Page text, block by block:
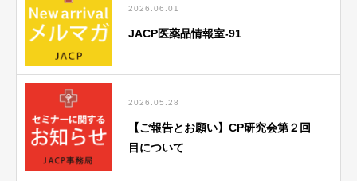
2026.06.01
JACP医薬品情報室-91
2026.05.28
【ご報告とお願い】CP研究会第２回
目について